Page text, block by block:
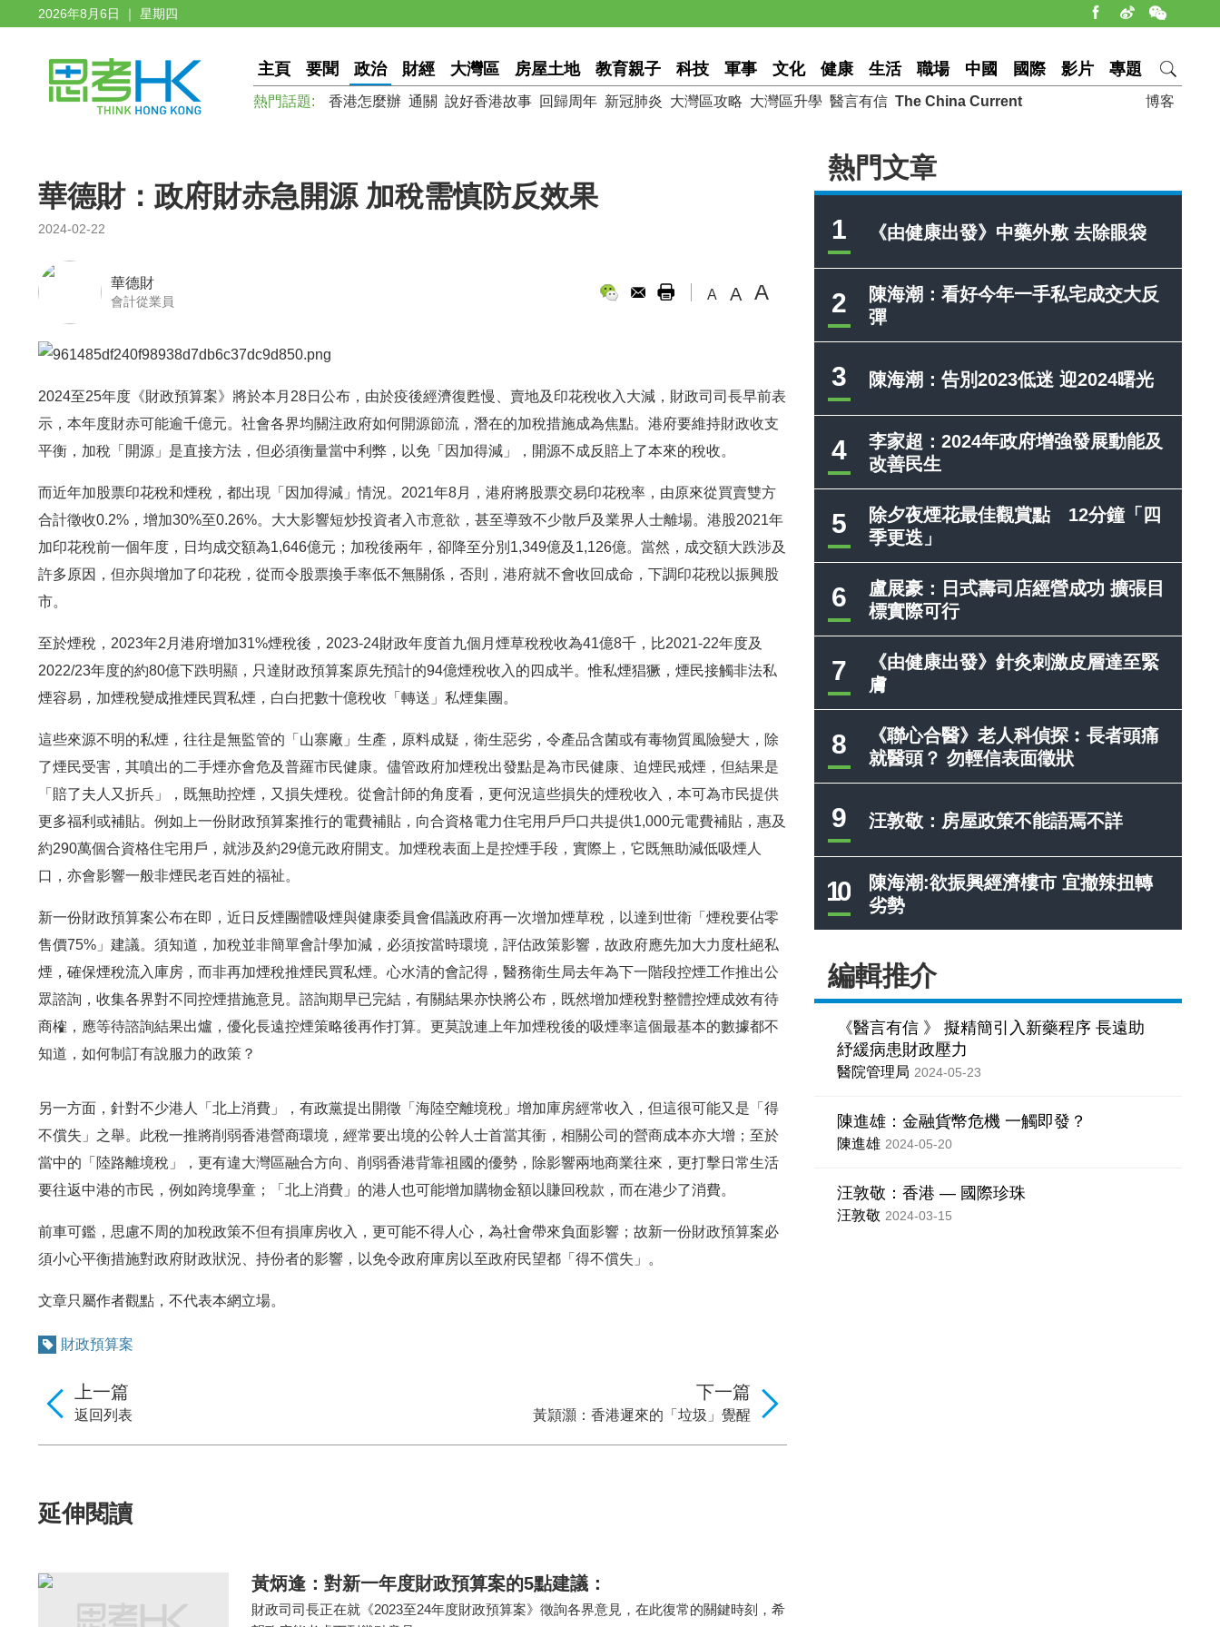
2026年8月6日 ｜ 星期四
主頁 要聞 政治 財經 大灣區 房屋土地 教育親子 科技 軍事 文化 健康 生活 職場 中國 國際 影片 專題
博客
熱門話題: 香港怎麼辦 通關 說好香港故事 回歸周年 新冠肺炎 大灣區攻略 大灣區升學 醫言有信 The China Current
熱門文章
1 《由健康出發》中藥外敷 去除眼袋
2
陳海潮：看好今年一手私宅成交大反
彈
3 陳海潮：告別2023低迷 迎2024曙光
4
李家超：2024年政府增強發展動能及
改善民生
5
除夕夜煙花最佳觀賞點 12分鐘「四
季更迭」
6
盧展豪：日式壽司店經營成功 擴張目
標實際可行
7
《由健康出發》針灸刺激皮層達至緊
膚
8
《聯心合醫》老人科偵探︰長者頭痛
就醫頭？ 勿輕信表面徵狀
9 汪敦敬：房屋政策不能語焉不詳
10
陳海潮:欲振興經濟樓市 宜撤辣扭轉
劣勢
編輯推介
《醫言有信 》 擬精簡引入新藥程序 長遠助
紓緩病患財政壓力
醫院管理局 2024-05-23
陳進雄：金融貨幣危機 一觸即發？
陳進雄 2024-05-20
汪敦敬：香港 — 國際珍珠
汪敦敬 2024-03-15
華德財：政府財赤急開源 加稅需慎防反效果
2024-02-22
華德財
會計從業員 A A A
2024至25年度《財政預算案》將於本月28日公布，由於疫後經濟復甦慢、賣地及印花稅收入大減，財政司司長早前表
示，本年度財赤可能逾千億元。社會各界均關注政府如何開源節流，潛在的加稅措施成為焦點。港府要維持財政收支
平衡，加稅「開源」是直接方法，但必須衡量當中利弊，以免「因加得減」，開源不成反賠上了本來的稅收。
而近年加股票印花稅和煙稅，都出現「因加得減」情況。2021年8月，港府將股票交易印花稅率，由原來從買賣雙方
合計徵收0.2%，增加30%至0.26%。大大影響短炒投資者入市意欲，甚至導致不少散戶及業界人士離場。港股2021年
加印花稅前一個年度，日均成交額為1,646億元；加稅後兩年，卻降至分別1,349億及1,126億。當然，成交額大跌涉及
許多原因，但亦與增加了印花稅，從而令股票換手率低不無關係，否則，港府就不會收回成命，下調印花稅以振興股
市。
至於煙稅，2023年2月港府增加31%煙稅後，2023-24財政年度首九個月煙草稅稅收為41億8千，比2021-22年度及
2022/23年度的約80億下跌明顯，只達財政預算案原先預計的94億煙稅收入的四成半。惟私煙猖獗，煙民接觸非法私
煙容易，加煙稅變成推煙民買私煙，白白把數十億稅收「轉送」私煙集團。
這些來源不明的私煙，往往是無監管的「山寨廠」生產，原料成疑，衛生惡劣，令產品含菌或有毒物質風險變大，除
了煙民受害，其噴出的二手煙亦會危及普羅市民健康。儘管政府加煙稅出發點是為市民健康、迫煙民戒煙，但結果是
「賠了夫人又折兵」，既無助控煙，又損失煙稅。從會計師的角度看，更何況這些損失的煙稅收入，本可為市民提供
更多福利或補貼。例如上一份財政預算案推行的電費補貼，向合資格電力住宅用戶戶口共提供1,000元電費補貼，惠及
約290萬個合資格住宅用戶，就涉及約29億元政府開支。加煙稅表面上是控煙手段，實際上，它既無助減低吸煙人
口，亦會影響一般非煙民老百姓的福祉。
新一份財政預算案公布在即，近日反煙團體吸煙與健康委員會倡議政府再一次增加煙草稅，以達到世衛「煙稅要佔零
售價75%」建議。須知道，加稅並非簡單會計學加減，必須按當時環境，評估政策影響，故政府應先加大力度杜絕私
煙，確保煙稅流入庫房，而非再加煙稅推煙民買私煙。心水清的會記得，醫務衛生局去年為下一階段控煙工作推出公
眾諮詢，收集各界對不同控煙措施意見。諮詢期早已完結，有關結果亦快將公布，既然增加煙稅對整體控煙成效有待
商榷，應等待諮詢結果出爐，優化長遠控煙策略後再作打算。更莫說連上年加煙稅後的吸煙率這個最基本的數據都不
知道，如何制訂有說服力的政策？
另一方面，針對不少港人「北上消費」，有政黨提出開徵「海陸空離境稅」增加庫房經常收入，但這很可能又是「得
不償失」之舉。此稅一推將削弱香港營商環境，經常要出境的公幹人士首當其衝，相關公司的營商成本亦大增；至於
當中的「陸路離境稅」，更有違大灣區融合方向、削弱香港背靠祖國的優勢，除影響兩地商業往來，更打擊日常生活
要往返中港的市民，例如跨境學童；「北上消費」的港人也可能增加購物金額以賺回稅款，而在港少了消費。
前車可鑑，思慮不周的加稅政策不但有損庫房收入，更可能不得人心，為社會帶來負面影響；故新一份財政預算案必
須小心平衡措施對政府財政狀況、持份者的影響，以免令政府庫房以至政府民望都「得不償失」。
文章只屬作者觀點，不代表本網立場。
財政預算案
下一篇
黃頴灝：香港遲來的「垃圾」覺醒
上一篇
返回列表
延伸閱讀
黃炳逢：對新一年度財政預算案的5點建議：
財政司司長正在就《2023至24年度財政預算案》徵詢各界意見，在此復常的關鍵時刻，希